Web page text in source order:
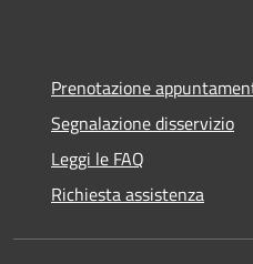
Prenotazione
Segnalazione disservizio
Leggi le FAQ
Richiesta assistenza